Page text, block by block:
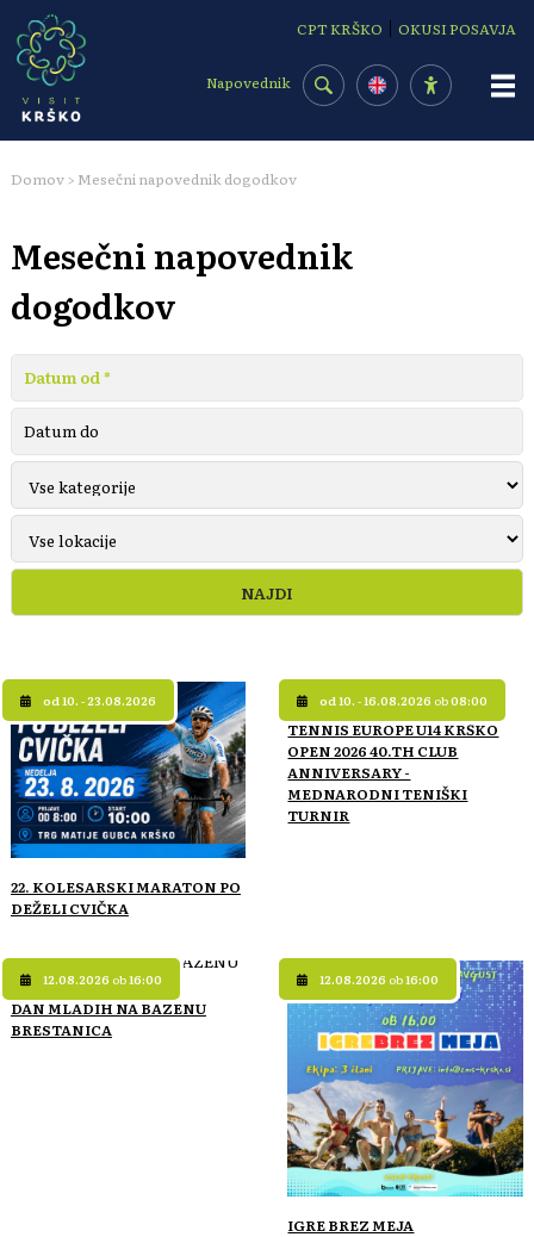
Osrednja vsebina
Napovednik
CPT KRŠKO | OKUSI POSAVJA
Domov> Mesečni napovednik dogodkov
Mesečni napovednik
dogodkov
od 10. - 23.08.2026
22. KOLESARSKI MARATON PO
DEŽELI CVIČKA
od 10. - 16.08.2026 ob08:00
TENNIS EUROPE U14 KRŠKO
OPEN 2026 40.TH CLUB
ANNIVERSARY -
MEDNARODNI TENIŠKI
TURNIR
12.08.2026 ob16:00
DAN MLADIH NA BAZENU
BRESTANICA
12.08.2026 ob16:00
IGRE BREZ MEJA